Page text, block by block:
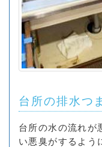
台所の排水つ
台所の水の流れが
い悪臭がするよう